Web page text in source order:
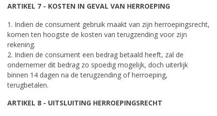
ARTIKEL 7 - KOSTEN IN GEVAL VAN HERROEPING
1. Indien de consument gebruik maakt van zijn herroepingsrecht,
komen ten hoogste de kosten van terugzending voor zijn
rekening.
2. Indien de consument een bedrag betaald heeft, zal de
ondernemer dit bedrag zo spoedig mogelijk, doch uiterlijk
binnen 14 dagen na de terugzending of herroeping,
terugbetalen.
ARTIKEL 8 - UITSLUITING HERROEPINGSRECHT